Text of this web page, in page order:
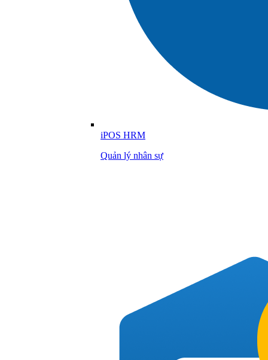
iPOS HRM
Quản lý nhân sự